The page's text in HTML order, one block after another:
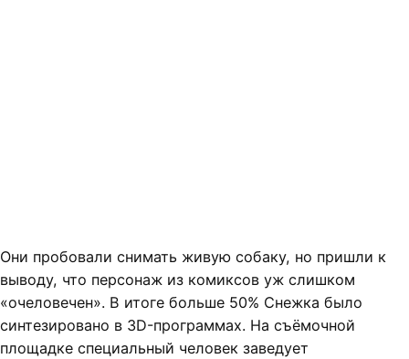
Они пробовали снимать живую собаку, но пришли к
выводу, что персонаж из комиксов уж слишком
«очеловечен». В итоге больше 50% Снежка было
синтезировано в 3D-программах. На съёмочной
площадке специальный человек заведует